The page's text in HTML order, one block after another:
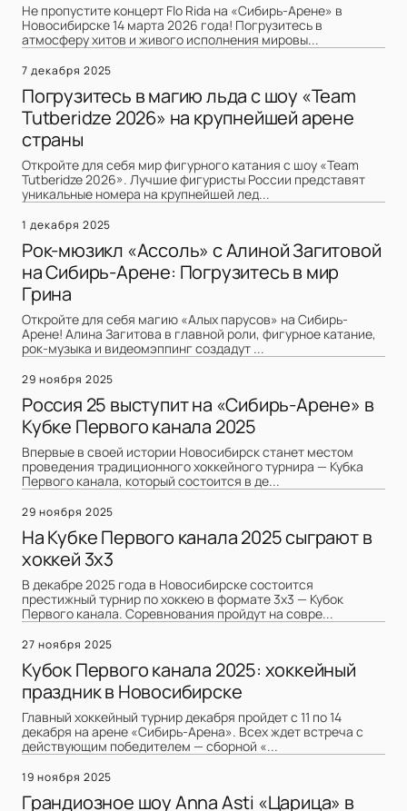
Не пропустите концерт Flo Rida на «Сибирь-Арене» в
Новосибирске 14 марта 2026 года! Погрузитесь в
атмосферу хитов и живого исполнения мировы...
7 декабря 2025
Погрузитесь в магию льда с шоу «Team
Tutberidze 2026» на крупнейшей арене
страны
Откройте для себя мир фигурного катания с шоу «Team
Tutberidze 2026». Лучшие фигуристы России представят
уникальные номера на крупнейшей лед...
1 декабря 2025
Рок-мюзикл «Ассоль» с Алиной Загитовой
на Сибирь-Арене: Погрузитесь в мир
Грина
Откройте для себя магию «Алых парусов» на Сибирь-
Арене! Алина Загитова в главной роли, фигурное катание,
рок-музыка и видеомэппинг создадут ...
29 ноября 2025
Россия 25 выступит на «Сибирь-Арене» в
Кубке Первого канала 2025
Впервые в своей истории Новосибирск станет местом
проведения традиционного хоккейного турнира — Кубка
Первого канала, который состоится в де...
29 ноября 2025
На Кубке Первого канала 2025 сыграют в
хоккей 3х3
В декабре 2025 года в Новосибирске состоится
престижный турнир по хоккею в формате 3х3 — Кубок
Первого канала. Соревнования пройдут на совре...
27 ноября 2025
Кубок Первого канала 2025: хоккейный
праздник в Новосибирске
Главный хоккейный турнир декабря пройдет с 11 по 14
декабря на арене «Сибирь-Арена». Всех ждет встреча с
действующим победителем — сборной «...
19 ноября 2025
Грандиозное шоу Anna Asti «Царица» в